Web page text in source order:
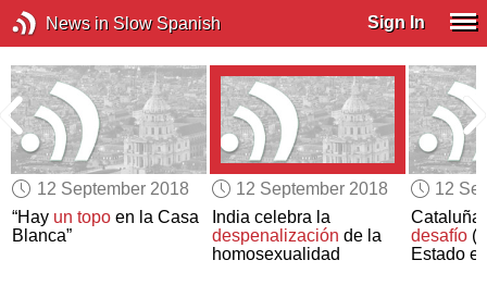
News in Slow Spanish Sign In
12 September 2018
“Hay un topo en la Casa
Blanca”
12 September 2018
India celebra la
despenalización de la
homosexualidad
12
desafío
Estado